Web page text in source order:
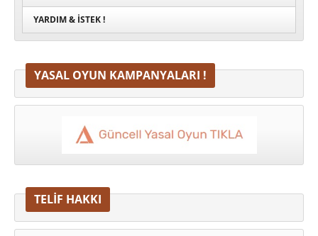
YARDIM & İSTEK !
YASAL OYUN KAMPANYALARI !
TELİF HAKKI